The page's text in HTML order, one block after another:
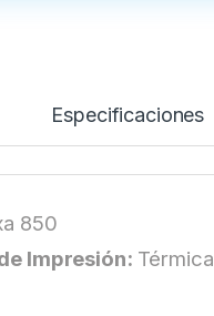
Especificaciones
850
Impresión: Térmica